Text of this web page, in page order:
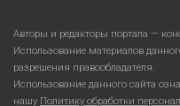
Авторы и редакторы портала —
Использование материалов
разрешения правообладателя.
Использование данного сайта
нашу Политику обработки